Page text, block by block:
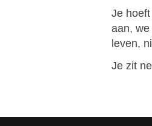
Je
aan,
leven,
Je zit